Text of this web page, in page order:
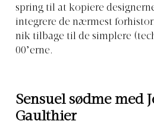
spring til at kopiere
integrere de nærmest
nik tilbage til de simplere
00’erne.
Sensuel sødme med
Gaulthier